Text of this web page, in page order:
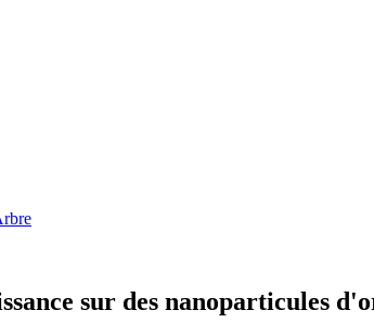
sur des nanoparticules